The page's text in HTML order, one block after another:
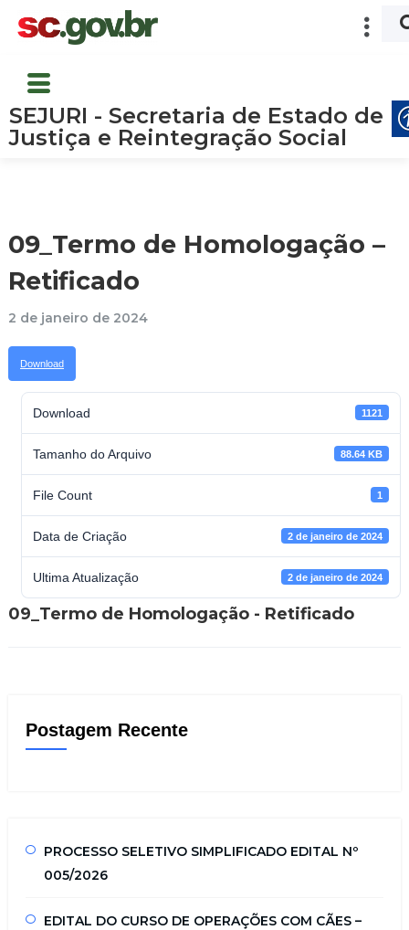
SEJURI - Secretaria de Estado de
Justiça e Reintegração Social
09_Termo de Homologação –
Retificado
2 de janeiro de 2024
Download
Download 1121
Tamanho do Arquivo 88.64 KB
File Count 1
Data de Criação 2 de janeiro de 2024
Ultima Atualização 2 de janeiro de 2024
09_Termo de Homologação - Retificado
Postagem Recente
PROCESSO SELETIVO SIMPLIFICADO EDITAL Nº
005/2026
EDITAL DO CURSO DE OPERAÇÕES COM CÃES –